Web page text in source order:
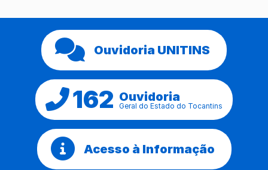
Ouvidoria UNITINS
162 Ouvidoria
Geral do Estado do Tocantins
Acesso à Informação